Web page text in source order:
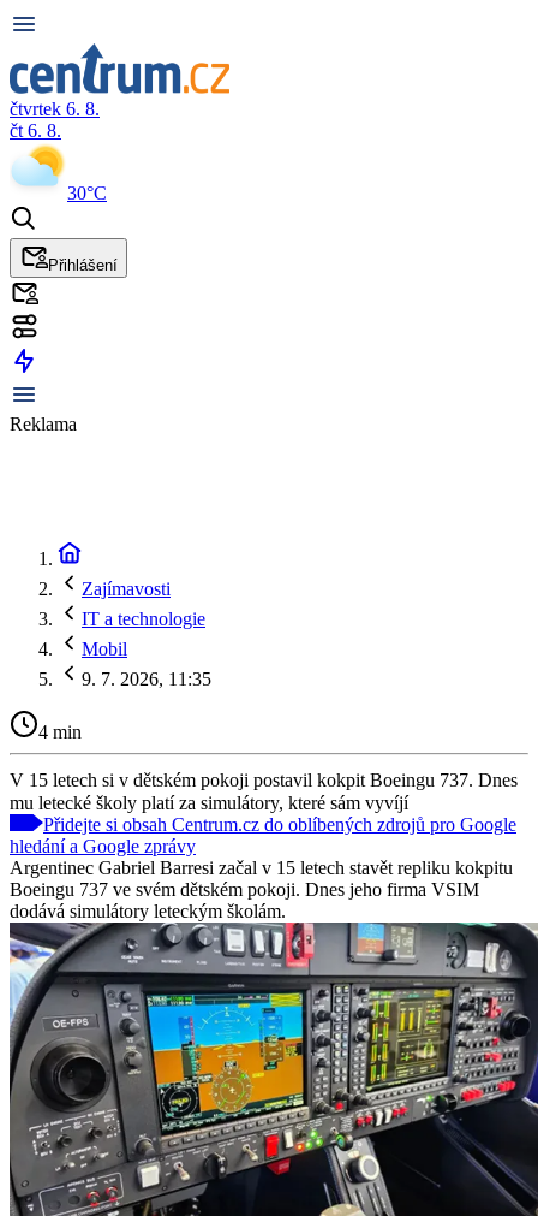
čtvrtek 6. 8.
čt 6. 8.
30°C
Přihlášení
Reklama
Zajímavosti
IT a technologie
Mobil
9. 7. 2026, 11:35
4 min
V 15 letech si v dětském pokoji postavil kokpit Boeingu 737. Dnes
mu letecké školy platí za simulátory, které sám vyvíjí
Přidejte si obsah Centrum.cz do oblíbených zdrojů pro Google
hledání a Google zprávy
Argentinec Gabriel Barresi začal v 15 letech stavět repliku kokpitu
Boeingu 737 ve svém dětském pokoji. Dnes jeho firma VSIM
dodává simulátory leteckým školám.